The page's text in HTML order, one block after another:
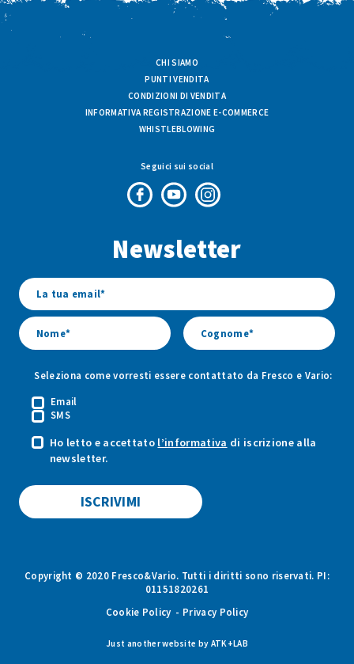
CHI SIAMO
PUNTI VENDITA
CONDIZIONI DI VENDITA
INFORMATIVA REGISTRAZIONE E-COMMERCE
WHISTLEBLOWING
Seguici sui social
di
di
di
Newsletter
Seleziona come vorresti essere contattato da Fresco e Vario:
Email
SMS
Ho letto e accettato l’informativa di iscrizione alla
newsletter.
Copyright © 2020 Fresco&Vario. Tutti i diritti sono riservati. PI:
01151820261
Cookie Policy
Privacy Policy
Just another website by ATK+LAB